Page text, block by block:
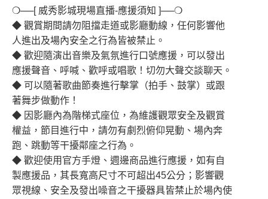
❍──[ 威秀影城現場直播-應援須知 ]──❍
◆ 觀賞期間請勿阻擋走道或影廳動線，任何影響他
人進出及場內安全之行為皆被禁止。
◆ 歡迎隨演出音樂及氣氛進行口號應援，可以發出
應援聲音、呼喊、歡呼或唱歌！切勿大聲交談聊天。
◆ 可以隨著歌曲節奏進行擊掌（拍手、鼓掌）或跟
著舞步做動作！
◆ 因影廳內為階梯式座位，為維護觀眾安全及觀賞
權益，節目進行中，請勿有劇烈俯仰晃動、場內奔
跑、跳動等干擾鄰座之行為。
◆ 歡迎使用官方手燈、週邊商品進行應援，如有自
製應援品，其長寬高尺寸不可超出45公分；影響觀
眾視線、安全及發出噪音之干擾器具皆禁止於場內使